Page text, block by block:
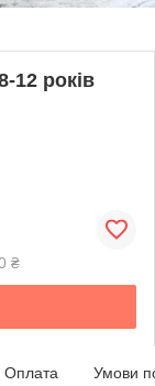
12 років
₴
Оплата Умови